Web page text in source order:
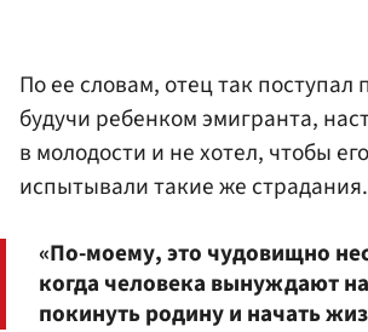
По ее словам, отец так поступал
будучи ребенком эмигранта,
в молодости и не хотел, чтобы
испытывали такие же страдания.
«По-моему, это чудовищно
когда человека вынуждают
покинуть родину и начать